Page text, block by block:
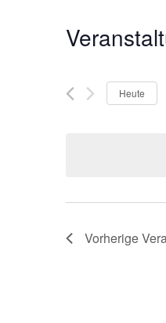
Heute
Vorherige